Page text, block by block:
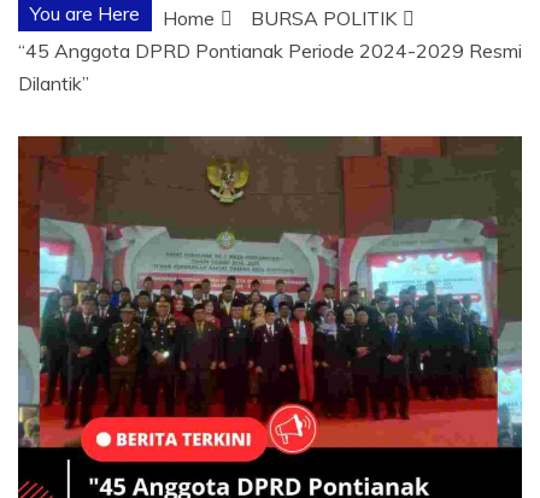
DENGAN
BERITA
You are Here Home
BURSA POLITIK
“45 Anggota DPRD Pontianak Periode 2024-2029 Resmi
Dilantik”